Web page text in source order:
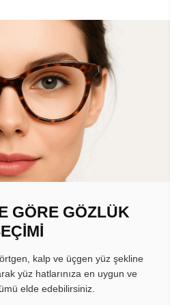
GÖRE GÖZLÜK
kalp ve üçgen yüz şekline
yüz hatlarınıza en uygun ve
elde edebilirsiniz.